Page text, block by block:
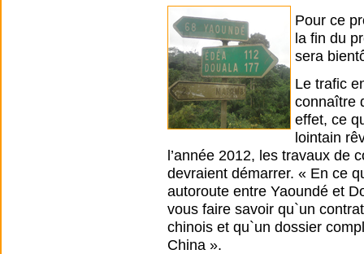
Pour ce
la fin du
sera
Le trafic
connaître
effet, ce
lointain
l’année 2012, les travaux de
devraient démarrer. « En ce
autoroute entre Yaoundé et
vous faire savoir qu`un
chinois et qu`un dossier
China ».